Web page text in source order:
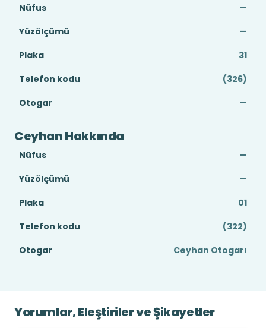
Nüfus
—
Yüzölçümü
—
Plaka
31
Telefon kodu
(326)
Otogar
—
Ceyhan Hakkında
Nüfus
—
Yüzölçümü
—
Plaka
01
Telefon kodu
(322)
Otogar
Ceyhan Otogarı
Yorumlar, Eleştiriler ve Şikayetler